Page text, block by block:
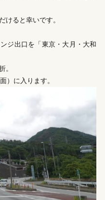
けると幸いです。
ジ出口を「東京・大月・大和
。
）に入ります。